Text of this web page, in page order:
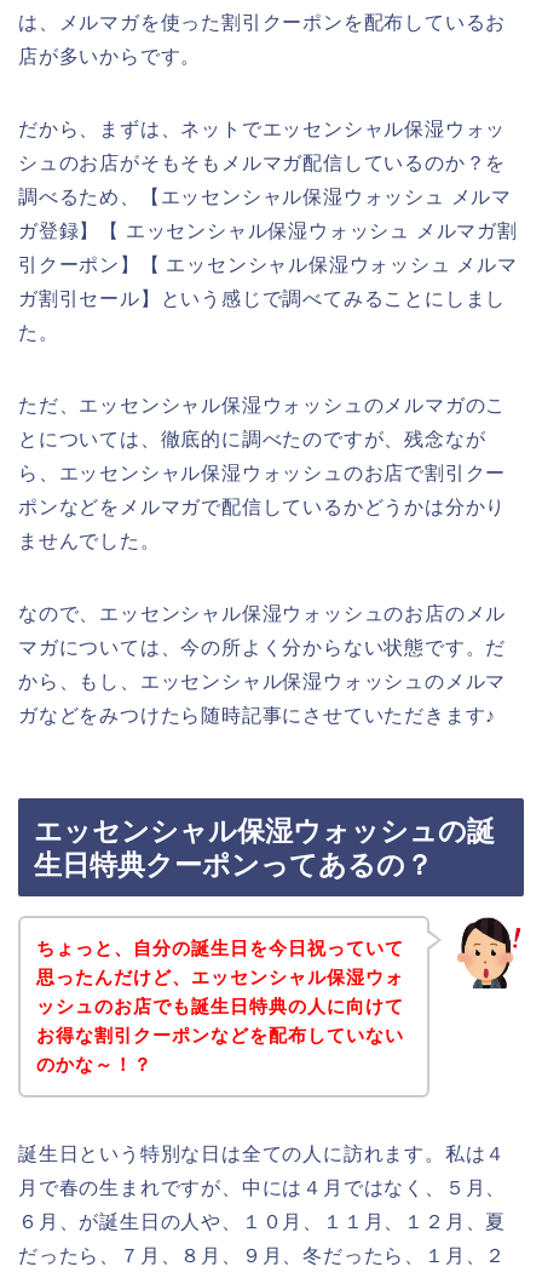
は、メルマガを使った割引クーポンを配布しているお
店が多いからです。
だから、まずは、ネットでエッセンシャル保湿ウォッ
シュのお店がそもそもメルマガ配信しているのか？を
調べるため、【エッセンシャル保湿ウォッシュ メルマ
ガ登録】【 エッセンシャル保湿ウォッシュ メルマガ割
引クーポン】【 エッセンシャル保湿ウォッシュ メルマ
ガ割引セール】という感じで調べてみることにしまし
た。
ただ、エッセンシャル保湿ウォッシュのメルマガのこ
とについては、徹底的に調べたのですが、残念なが
ら、エッセンシャル保湿ウォッシュのお店で割引クー
ポンなどをメルマガで配信しているかどうかは分かり
ませんでした。
なので、エッセンシャル保湿ウォッシュのお店のメル
マガについては、今の所よく分からない状態です。だ
から、もし、エッセンシャル保湿ウォッシュのメルマ
ガなどをみつけたら随時記事にさせていただきます♪
エッセンシャル保湿ウォッシュの誕
生日特典クーポンってあるの？
ちょっと、自分の誕生日を今日祝っていて
思ったんだけど、エッセンシャル保湿ウォ
ッシュのお店でも誕生日特典の人に向けて
お得な割引クーポンなどを配布していない
のかな～！？
誕生日という特別な日は全ての人に訪れます。私は４
月で春の生まれですが、中には４月ではなく、５月、
６月、が誕生日の人や、１０月、１１月、１２月、夏
だったら、７月、８月、９月、冬だったら、１月、２